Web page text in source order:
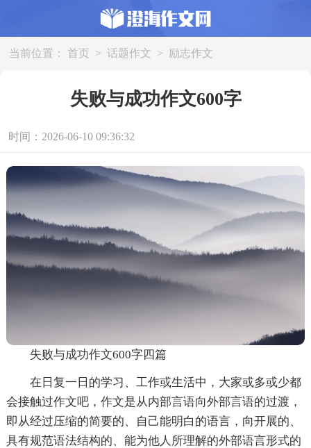
当前位置： 首页 > 话题作文 > 励志作文
失败与成功作文600字
时间：2026-06-10 09:36:32
失败与成功作文600字四篇
在日复一日的学习、工作或生活中，大家或多或少都
会接触过作文吧，作文是从内部言语向外部言语的过渡，
即从经过压缩的简要的、自己能明白的语言，向开展的、
具有规范语法结构的、能为他人所理解的外部语言形式的